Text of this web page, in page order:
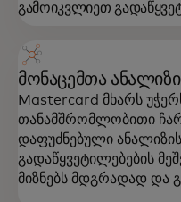
გამოიკვლიეთ
მონაცემთა ანალიზი
Mastercard მხარს
თანამშრომლობითი
დაფუძნებული
გადაწყვეტილებების
მიზნებს მდგრადად და